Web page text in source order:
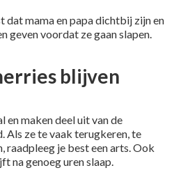
dat mama en papa dichtbij zijn en
geven voordat ze gaan slapen.
blijven
en maken deel uit van de
Als ze te vaak terugkeren, te
raadpleeg je best een arts. Ook
na genoeg uren slaap.